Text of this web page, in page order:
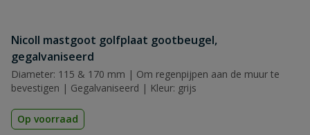
Nicoll mastgoot golfplaat gootbeugel,
gegalvaniseerd
Diameter: 115 & 170 mm | Om regenpijpen aan de muur te
bevestigen | Gegalvaniseerd | Kleur: grijs
Op voorraad